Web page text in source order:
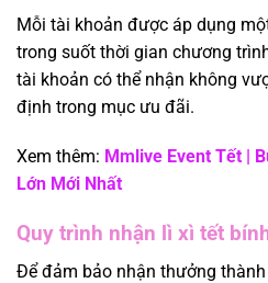
Mỗi tài khoản được áp dụng
trong suốt thời gian chương
tài khoản có thể nhận không
định trong mục ưu đãi.
Xem thêm: Mmlive Event Tết |
Lớn Mới Nhất
Quy trình nhận lì xì tết
Để đảm bảo nhận thưởng